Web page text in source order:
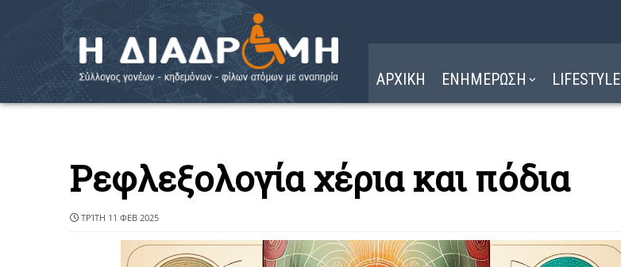
ΑΡΧΙΚΗ ΕΝΗΜΕΡΩΣΗ LIFESTYLE
Ρεφλεξολογία χέρια και πόδια
ΤΡΊΤΗ 11 ΦΕΒ 2025